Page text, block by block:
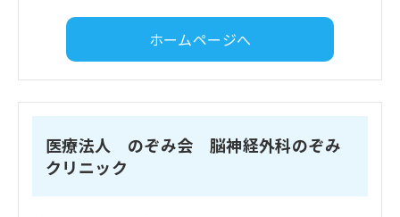
ホームページへ
医療法人 のぞみ会 脳神経外科のぞみ
クリニック